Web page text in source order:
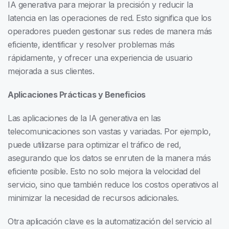
IA generativa para mejorar la precisión y reducir la
latencia en las operaciones de red. Esto significa que los
operadores pueden gestionar sus redes de manera más
eficiente, identificar y resolver problemas más
rápidamente, y ofrecer una experiencia de usuario
mejorada a sus clientes.
Aplicaciones Prácticas y Beneficios
Las aplicaciones de la IA generativa en las
telecomunicaciones son vastas y variadas. Por ejemplo,
puede utilizarse para optimizar el tráfico de red,
asegurando que los datos se enruten de la manera más
eficiente posible. Esto no solo mejora la velocidad del
servicio, sino que también reduce los costos operativos al
minimizar la necesidad de recursos adicionales.
Otra aplicación clave es la automatización del servicio al